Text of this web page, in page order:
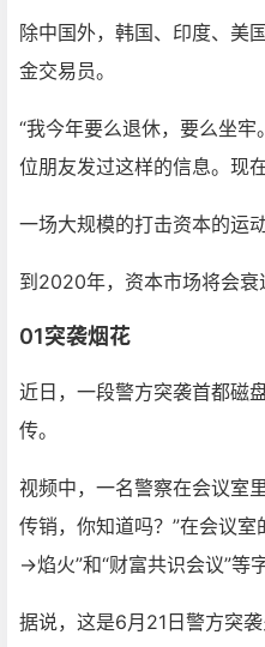
除中国外，韩国、印度、美
金交易员。
“我今年要么退休，要么坐
位朋友发过这样的信息。现
一场大规模的打击资本的运
到2020年，资本市场将会衰
01突袭烟花
近日，一段警方突袭首都磁
传。
视频中，一名警察在会议室
传销，你知道吗？”在会议
→焰火”和“财富共识会议”等字
据说，这是6月21日警方突